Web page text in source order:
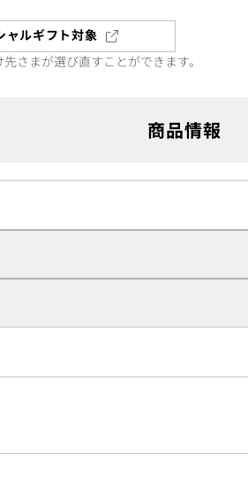
ャルギフト対象
さまが選び直すことができます。
商品情報